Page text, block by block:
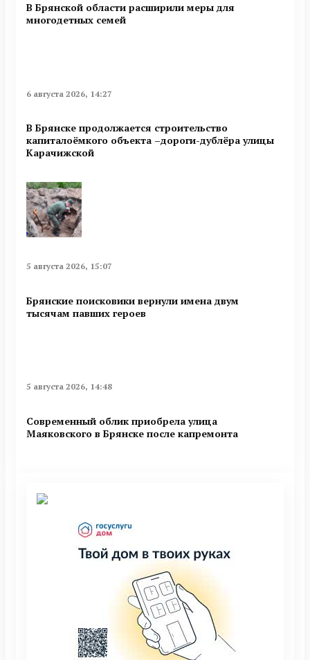
В Брянской области расширили меры для
многодетных семей
6 августа 2026, 14:27
В Брянске продолжается строительство
капиталоёмкого объекта –дороги-дублёра улицы
Карачижской
5 августа 2026, 15:07
Брянские поисковики вернули имена двум
тысячам павших героев
5 августа 2026, 14:48
Современный облик приобрела улица
Маяковского в Брянске после капремонта